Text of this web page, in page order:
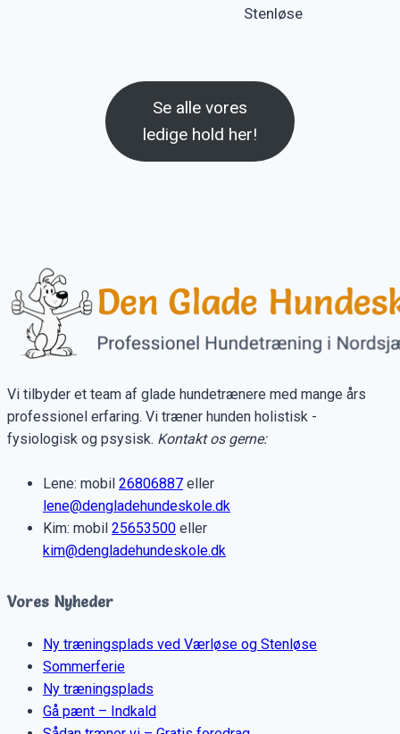
Stenløse
Se alle vores
ledige hold her!
Vi tilbyder et team af glade hundetrænere med mange års
professionel erfaring. Vi træner hunden holistisk -
fysiologisk og psysisk. Kontakt os gerne:
Lene: mobil 26806887 eller
lene@dengladehundeskole.dk
Kim: mobil 25653500 eller
kim@dengladehundeskole.dk
Vores Nyheder
Ny træningsplads ved Værløse og Stenløse
Sommerferie
Ny træningsplads
Gå pænt – Indkald